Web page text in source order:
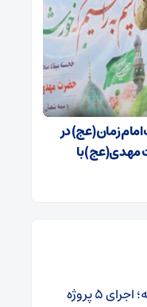
زمان(عج) در
مهدی(عج) با
علامرودشت در مسیر توسعه؛ اجرای ۵ پروژه